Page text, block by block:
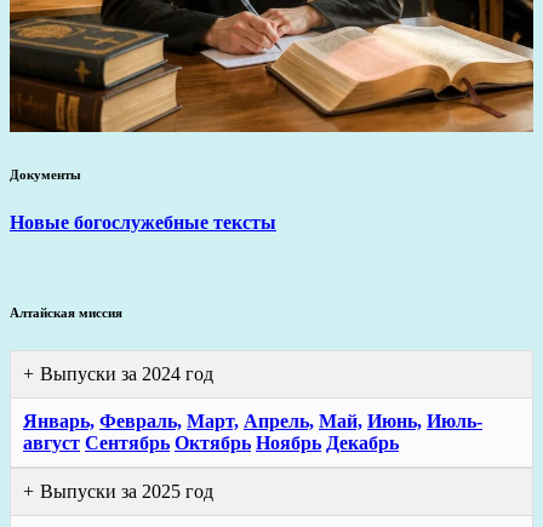
Документы
Новые богослужебные тексты
Алтайская миссия
Выпуски за 2024 год
Январь, Февраль, Март, Апрель, Май, Июнь, Июль-
август Сентябрь Октябрь Ноябрь Декабрь
Выпуски за 2025 год